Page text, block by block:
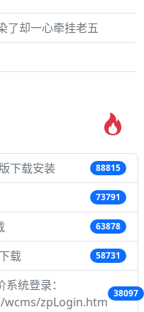
了却一心牵挂老五
下载安装 88815
73791
63878
载 58731
统登录：
zpLogin.htm
38097